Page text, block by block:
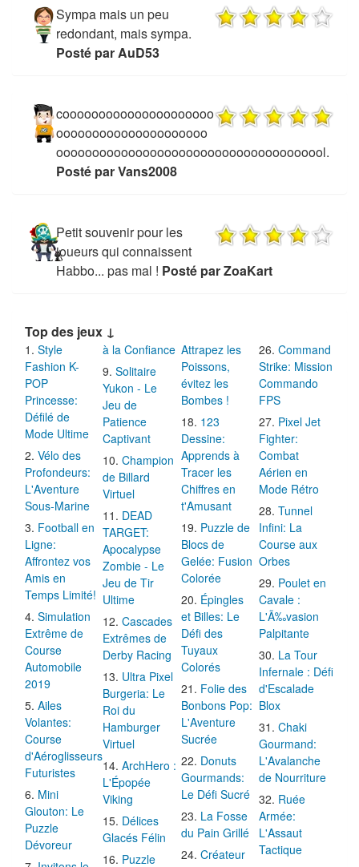
Sympa mais un peu
redondant, mais sympa.
Posté par AuD53
cooooooooooooooooooooo
ooooooooooooooooooooo
oooooooooooooooooooooooooooooooooooool.
Posté par Vans2008
Petit souvenir pour les
joueurs qui connaissent
Habbo... pas mal ! Posté par ZoaKart
Top des jeux ↓
Style
Fashion K-
POP
Princesse:
Défilé de
Mode Ultime
Vélo des
Profondeurs:
L'Aventure
Sous-Marine
Football en
Ligne:
Affrontez vos
Amis en
Temps Limité!
Simulation
Extrême de
Course
Automobile
2019
Ailes
Volantes:
Course
d'Aéroglisseurs
Futuristes
Mini
Glouton: Le
Puzzle
Dévoreur
à la Confiance
Solitaire
Yukon - Le
Jeu de
Patience
Captivant
Champion
de Billard
Virtuel
DEAD
TARGET:
Apocalypse
Zombie - Le
Jeu de Tir
Ultime
Cascades
Extrêmes de
Derby Racing
Ultra Pixel
Burgeria: Le
Roi du
Hamburger
Virtuel
ArchHero :
L'Épopée
Viking
Délices
Glacés Félin
Puzzle
Attrapez les
Poissons,
évitez les
Bombes !
123
Dessine:
Apprends à
Tracer les
Chiffres en
t'Amusant
Puzzle de
Blocs de
Gelée: Fusion
Colorée
Épingles
et Billes: Le
Défi des
Tuyaux
Colorés
Folie des
Bonbons Pop:
L'Aventure
Sucrée
Donuts
Gourmands:
Le Défi Sucré
La Fosse
du Pain Grillé
Créateur
Command
Strike: Mission
Commando
FPS
Pixel Jet
Fighter:
Combat
Aérien en
Mode Rétro
Tunnel
Infini: La
Course aux
Orbes
Poulet en
Cavale :
L'Ã‰vasion
Palpitante
La Tour
Infernale : Défi
d'Escalade
Blox
Chaki
Gourmand:
L'Avalanche
de Nourriture
Ruée
Armée:
L'Assaut
Tactique